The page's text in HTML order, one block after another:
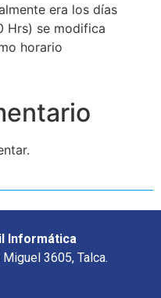
era los días
Hrs) se modifica
horario
Informática
3605, Talca.